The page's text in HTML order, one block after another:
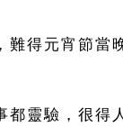
得元宵節當
靈驗，很得